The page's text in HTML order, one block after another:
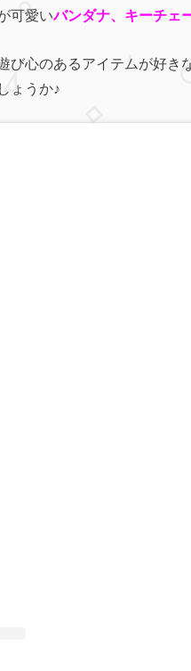
可愛いバンダナ、キーチェ
び心のあるアイテムが好き
ょうか♪